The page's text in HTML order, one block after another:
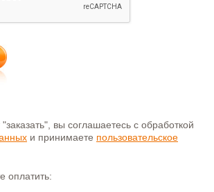
вы соглашаетесь с обработкой
и принимаете пользовательское
оплатить: